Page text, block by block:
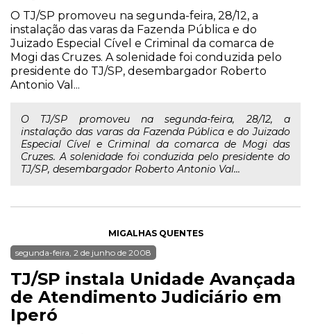
O TJ/SP promoveu na segunda-feira, 28/12, a
instalação das varas da Fazenda Pública e do
Juizado Especial Cível e Criminal da comarca de
Mogi das Cruzes. A solenidade foi conduzida pelo
presidente do TJ/SP, desembargador Roberto
Antonio Val...
O TJ/SP promoveu na segunda-feira, 28/12, a
instalação das varas da Fazenda Pública e do Juizado
Especial Cível e Criminal da comarca de Mogi das
Cruzes. A solenidade foi conduzida pelo presidente do
TJ/SP, desembargador Roberto Antonio Val...
MIGALHAS QUENTES
segunda-feira, 2 de junho de 2008
TJ/SP instala Unidade Avançada
de Atendimento Judiciário em
Iperó